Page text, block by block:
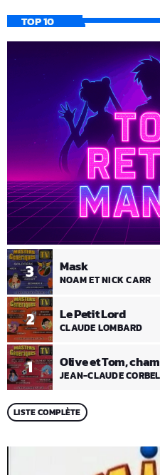
TOP 10
1 Olive et Tom,
JEAN-CLAUDE CORBEL
2 Le Petit Lord
CLAUDE LOMBARD
3 Mask
NOAM ET NICK CARR
LISTE COMPLÈTE